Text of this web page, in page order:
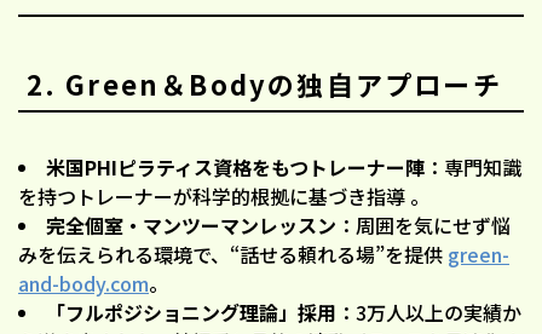
2. Green＆Bodyの独自アプローチ
米国PHIピラティス資格をもつトレーナー陣 ：専門知識
を持つトレーナーが科学的根拠に基づき指導 。
完全個室・マンツーマンレッスン ：周囲を気にせず悩
みを伝えられる環境で、“話せる頼れる場”を提供 green-
and-body.com。
「フルポジショニング理論」採用 ：3万人以上の実績か